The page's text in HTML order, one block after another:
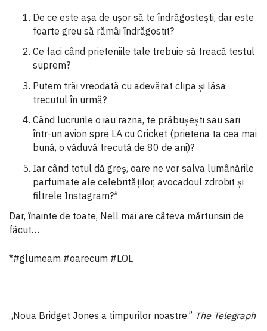
De ce este așa de ușor să te îndrăgostești, dar este
foarte greu să rămâi îndrăgostit?
Ce faci când prieteniile tale trebuie să treacă testul
suprem?
Putem trăi vreodată cu adevărat clipa și lăsa
trecutul în urmă?
Când lucrurile o iau razna, te prăbușești sau sari
într-un avion spre LA cu Cricket (prietena ta cea mai
bună, o văduvă trecută de 80 de ani)?
Iar când totul dă greș, oare ne vor salva lumânările
parfumate ale celebrităților, avocadoul zdrobit și
filtrele Instagram?*
Dar, înainte de toate, Nell mai are câteva mărturisiri de
făcut…
*#glumeam #oarecum #LOL
„Noua Bridget Jones a timpurilor noastre.” The Telegraph